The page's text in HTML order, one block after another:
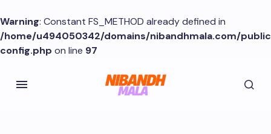
Warning: Constant FS_METHOD already defined in
/home/u494050342/domains/nibandhmala.com/
config.php on line 97